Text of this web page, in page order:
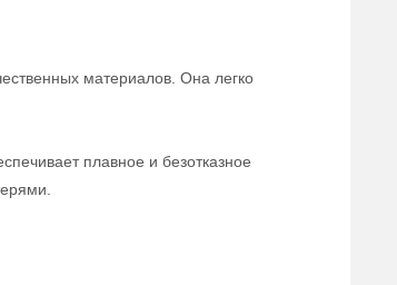
материалов. Она легко
плавное и безотказное